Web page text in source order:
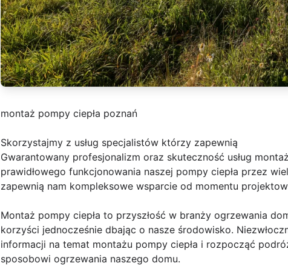
montaż pompy ciepła poznań
Skorzystajmy z usług specjalistów którzy zapewnią
Gwarantowany profesjonalizm oraz skuteczność usług
prawidłowego funkcjonowania naszej pompy ciepła przez
zapewnią nam kompleksowe wsparcie od momentu
Montaż pompy ciepła to przyszłość w branży ogrzewania
korzyści jednocześnie dbając o nasze środowisko.
informacji na temat montażu pompy ciepła i rozpocząć
sposobowi ogrzewania naszego domu.